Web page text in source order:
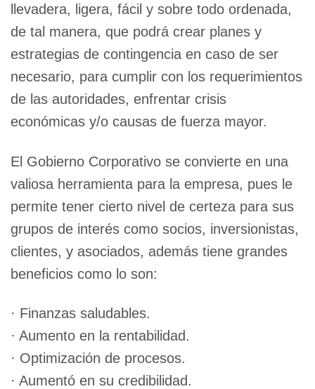
llevadera, ligera, fácil y sobre todo ordenada,
de tal manera, que podrá crear planes y
estrategias de contingencia en caso de ser
necesario, para cumplir con los requerimientos
de las autoridades, enfrentar crisis
económicas y/o causas de fuerza mayor.
El Gobierno Corporativo se convierte en una
valiosa herramienta para la empresa, pues le
permite tener cierto nivel de certeza para sus
grupos de interés como socios, inversionistas,
clientes, y asociados, además tiene grandes
beneficios como lo son:
· Finanzas saludables.
· Aumento en la rentabilidad.
· Optimización de procesos.
· Aumentó en su credibilidad.